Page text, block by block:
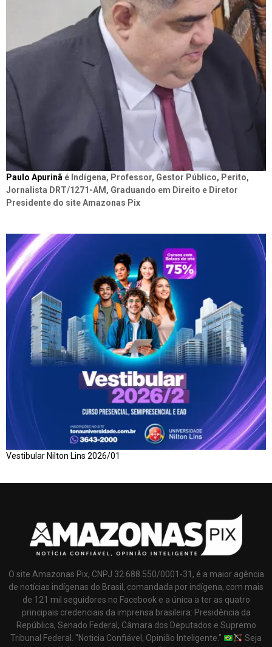
Paulo Apurinã é Indígena, Professor, Gestor Público, Perito,
Jornalista DRT/1271-AM, Graduando em Direito e Diretor
Presidente do site Amazonas Pix
Vestibular Nilton Lins 2026/01
O site Amazonas Pix, CNPJ 32.688.550/0001-31, é a maior agência
de notícias indígenas do Brasil, comandada por indígena, com mais
de 121 mil seguidores no Facebook e a única a ter as quatro
principais credenciais da imprensa brasileira: Presidência da
República, Senado Federal, Câmara dos Deputados e Supremo
Tribunal Federal. "Noticia Confiável, Opinião Inteligente."
Seja